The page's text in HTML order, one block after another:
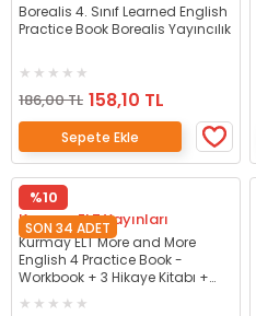
Borealis 4. Sınıf Learned English
Practice Book Borealis Yayıncılık
186,00 TL 158,10 TL
Sepete Ekle
%10
SON 34 ADET
Kurmay ELT Yayınları
Kurmay ELT More and More
English 4 Practice Book -
Workbook + 3 Hikaye Kitabı +